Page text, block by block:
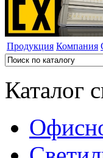
Продукция Компания
Каталог